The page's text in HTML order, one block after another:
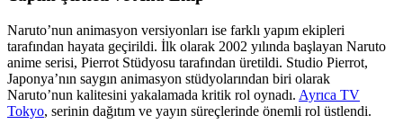
Naruto’nun animasyon versiyonları ise farklı yapım ekipleri
tarafından hayata geçirildi. İlk olarak 2002 yılında başlayan Naruto
anime serisi, Pierrot Stüdyosu tarafından üretildi. Studio Pierrot,
Japonya’nın saygın animasyon stüdyolarından biri olarak
Naruto’nun kalitesini yakalamada kritik rol oynadı. Ayrıca TV
Tokyo, serinin dağıtım ve yayın süreçlerinde önemli rol üstlendi.